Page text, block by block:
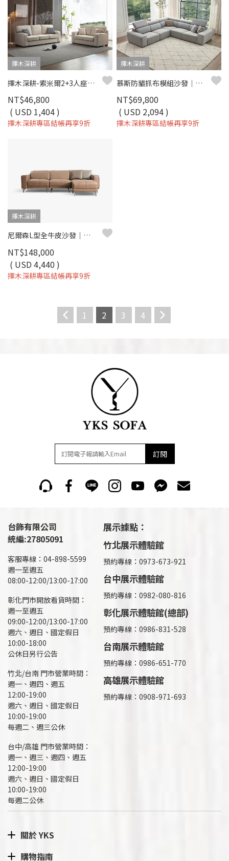
擇木深耕
擇木深耕-索米爾2+3人座貓抓布沙發
NT$46,800
( USD 1,404 )
擇木深耕專區結帳再享9折
擇木深耕
慕斯防貓抓布模組沙發｜寵物家庭首選 × 可客製尺寸 – 擇木深耕
NT$69,800
( USD 2,094 )
擇木深耕專區結帳再享9折
擇木深耕
尼爾森L型全牛皮沙發｜進口頭層牛皮 × 可調式背靠 × 十年骨架保固 – 擇木深耕系列
NT$148,000
( USD 4,440 )
擇木深耕專區結帳再享9折
1 2 3 4
訂閱
台飾有限公司
統編:27805091
客服專線：04-898-5599
週一至週五
08:00-12:00/13:00-17:00
彰化門市開放看貨時間：
週一至週五
09:00-12:00/13:00-17:00
週六、週日、國定假日
10:00-18:00
公休日另行公告
竹北/台南 門市營業時間：
週一、週四、週五
12:00-19:00
週六、週日、國定假日
10:00-19:00
每週二、週三公休
台中/高雄 門市營業時間：
週一、週三、週四、週五
12:00-19:00
週六、週日、國定假日
10:00-19:00
每週二公休
展示據點：
竹北展示體驗館
預約專線：0973-673-921
台中展示體驗館
預約專線：0982-080-816
彰化展示體驗館(總部)
預約專線： 0986-831-528
台南展示體驗館
預約專線：0986-651-770
高雄展示體驗館
預約專線： 0908-971-693
關於 YKS
購物指南